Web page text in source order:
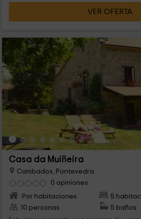
VER OFERTA
Casa da Muiñeira
Cambados, Pontevedra
0 opiniones
Por habitaciones
5
10 personas
5 baños